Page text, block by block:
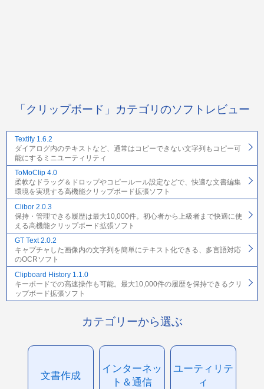
「クリップボード」カテゴリのソフトレビュー
Textify 1.6.2
ダイアログ内のテキストなど、通常はコピーできない文字列もコピー可
能にするミニユーティリティ
ToMoClip 4.0
柔軟なドラッグ＆ドロップやコピールール設定などで、快適な文書編集
環境を実現する高機能クリップボード拡張ソフト
Clibor 2.0.3
保持・管理できる履歴は最大10,000件。初心者から上級者まで快適に使
える高機能クリップボード拡張ソフト
GT Text 2.0.2
キャプチャした画像内の文字列を簡単にテキスト化できる、多言語対応
のOCRソフト
Clipboard History 1.1.0
キーボードでの高速操作も可能。最大10,000件の履歴を保持できるクリ
ップボード拡張ソフト
カテゴリーから選ぶ
文書作成
インターネッ
ト＆通信
ユーティリテ
ィ